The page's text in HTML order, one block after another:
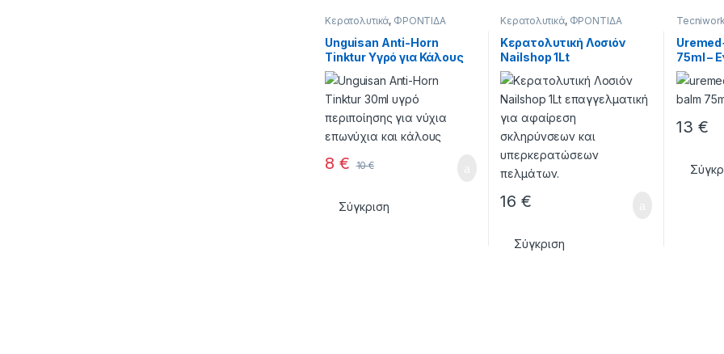
Κερατολυτικά, ΦΡΟΝΤΙΔΑ
Unguisan Anti-Horn
Tinktur Υγρό για Κάλους
και Νύχια 30ml
8 € 10€
Σύγκριση
Κερατολυτικά, ΦΡΟΝΤΙΔΑ
Κερατολυτική Λοσιόν
Nailshop 1Lt
16€
Σύγκριση
Tecniwork
ΠΟΔΙΩΝ
75ml –
Ποδιών
13 €